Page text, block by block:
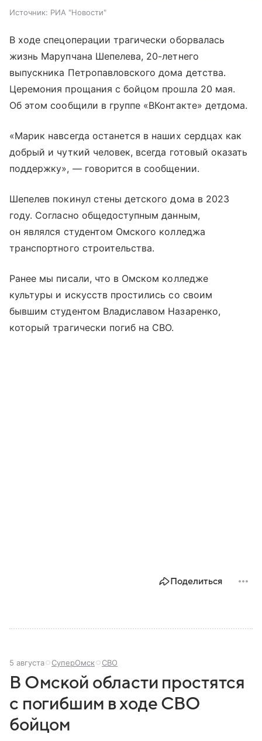
Источник: РИА "Новости"
В ходе спецоперации трагически оборвалась
жизнь Марупчана Шепелева, 20-летнего
выпускника Петропавловского дома детства.
Церемония прощания с бойцом прошла 20 мая.
Об этом сообщили в группе «ВКонтакте» детдома.
«Марик навсегда останется в наших сердцах как
добрый и чуткий человек, всегда готовый оказать
поддержку», — говорится в сообщении.
Шепелев покинул стены детского дома в 2023
году. Согласно общедоступным данным,
он являлся студентом Омского колледжа
транспортного строительства.
Ранее мы писали, что в Омском колледже
культуры и искусств простились со своим
бывшим студентом Владиславом Назаренко,
который трагически погиб на СВО.
Поделиться
5 августа СуперОмск СВО
В Омской области простятся
с погибшим в ходе СВО
бойцом